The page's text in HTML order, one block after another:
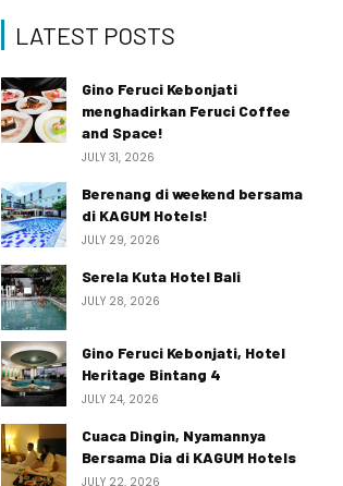
LATEST POSTS
Gino Feruci Kebonjati
menghadirkan Feruci Coffee
and Space!
JULY 31, 2026
Berenang di weekend bersama
di KAGUM Hotels!
JULY 29, 2026
Serela Kuta Hotel Bali
JULY 28, 2026
Gino Feruci Kebonjati, Hotel
Heritage Bintang 4
JULY 24, 2026
Cuaca Dingin, Nyamannya
Bersama Dia di KAGUM Hotels
JULY 22, 2026